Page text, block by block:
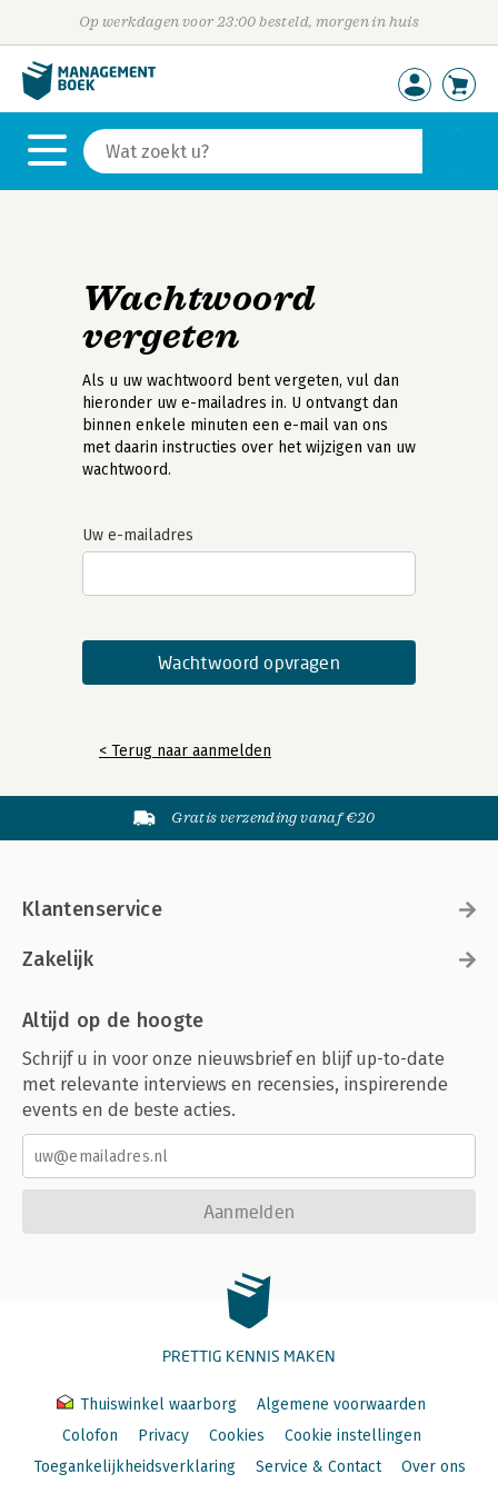
Op werkdagen voor 23:00 besteld, morgen in huis
Wachtwoord
vergeten
Als u uw wachtwoord bent vergeten, vul dan
hieronder uw e-mailadres in. U ontvangt dan
binnen enkele minuten een e-mail van ons
met daarin instructies over het wijzigen van uw
wachtwoord.
Uw e-mailadres
< Terug naar aanmelden
Gratis verzending vanaf €20
Klantenservice
Zakelijk
Altijd op de hoogte
Schrijf u in voor onze nieuwsbrief en blijf up-to-date
met relevante interviews en recensies, inspirerende
events en de beste acties.
Aanmelden
PRETTIG KENNIS MAKEN
Thuiswinkel waarborg
Algemene voorwaarden
Colofon
Privacy Cookies
Cookie instellingen
Toegankelijkheidsverklaring
Service & Contact Over ons